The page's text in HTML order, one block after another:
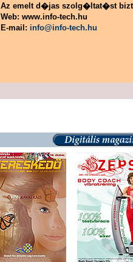
Az emelt d�jas szolg�ltat�st
Web: www.info-tech.hu
E-mail: info@info-tech.hu